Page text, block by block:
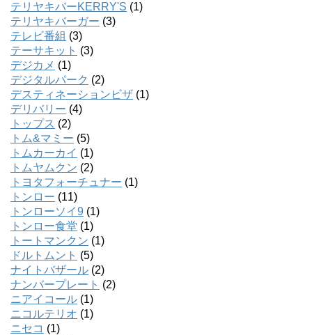
テリヤキバーKERRY'S (1)
テリヤキバーガー (3)
テレビ番組 (3)
テーサキット (3)
デジカメ (1)
デジタルパーク (2)
デスティネーションビザ (1)
デリバリー (4)
トップス (2)
トム&マミー (5)
トムカーカイ (1)
トムヤムクン (2)
トヨタフォーチュナー (1)
トンロー (11)
トンローソイ9 (1)
トンロー食堂 (1)
トートマンクン (1)
ドルトムント (5)
ナイトバザール (2)
ナンバープレート (2)
ニアイコール (1)
ニコルテリオ (1)
ニセコ (1)